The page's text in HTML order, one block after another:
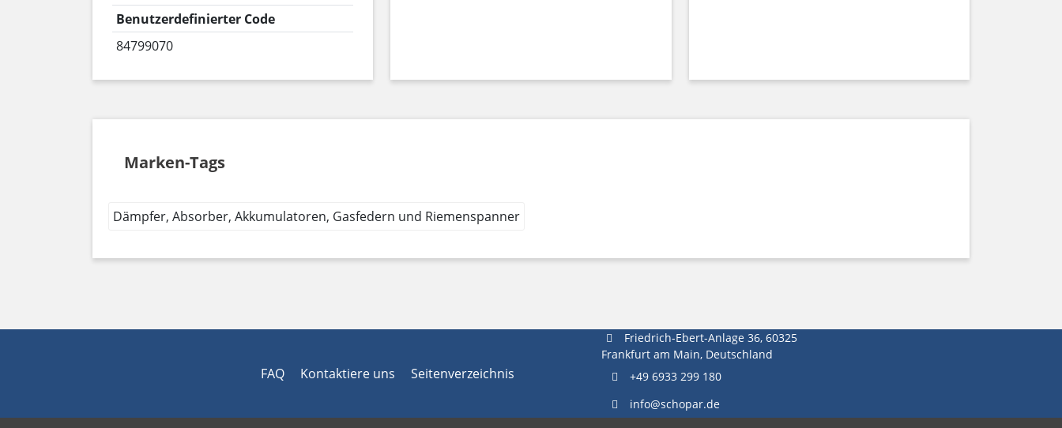
Benutzerdefinierter Code
84799070
Marken-Tags
Dämpfer, Absorber, Akkumulatoren, Gasfedern und Riemenspanner
FAQ Kontaktiere uns Seitenverzeichnis
Friedrich-Ebert-Anlage 36, 60325
Frankfurt am Main, Deutschland
+49 6933 299 180
info@schopar.de